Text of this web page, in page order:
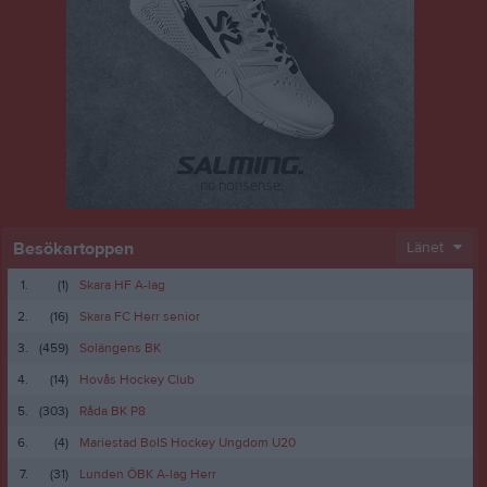
Besökartoppen Länet
1. (1)
Skara HF A-lag
2.
(16)
Skara FC Herr senior
3.
(459)
Solängens BK
4.
(14)
Hovås Hockey Club
5.
(303)
Råda BK P8
6.
(4)
Mariestad BoIS Hockey Ungdom U20
7.
(31) Lunden ÖBK A-lag Herr